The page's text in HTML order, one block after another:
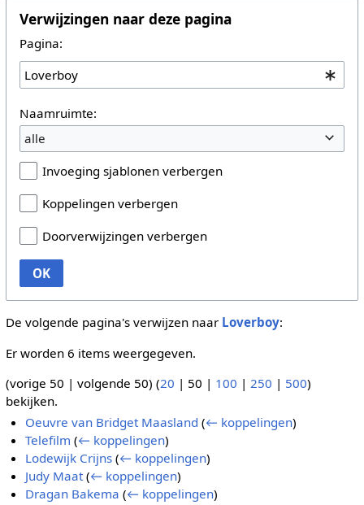
Verwijzingen naar deze pagina
Pagina:
Naamruimte:
alle
Invoeging sjablonen verbergen
Koppelingen verbergen
Doorverwijzingen verbergen
OK
De volgende pagina's verwijzen naar Loverboy:
Er worden 6 items weergegeven.
(vorige 50 | volgende 50) (20 | 50 | 100 | 250 | 500)
bekijken.
Oeuvre van Bridget Maasland (← koppelingen)
Telefilm (← koppelingen)
Lodewijk Crijns (← koppelingen)
Judy Maat (← koppelingen)
Dragan Bakema (← koppelingen)